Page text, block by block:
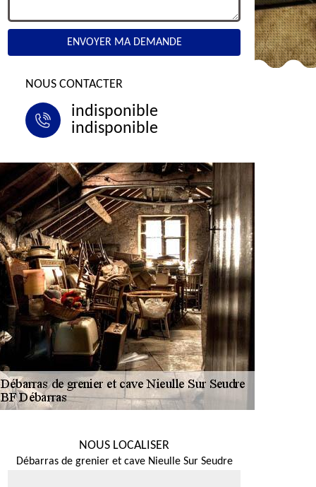
NOUS CONTACTER
indisponible
indisponible
NOUS LOCALISER
Débarras de grenier et cave Nieulle Sur Seudre